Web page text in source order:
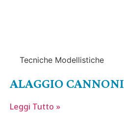
Tecniche Modellistiche
ALAGGIO CANNONI
Leggi Tutto »